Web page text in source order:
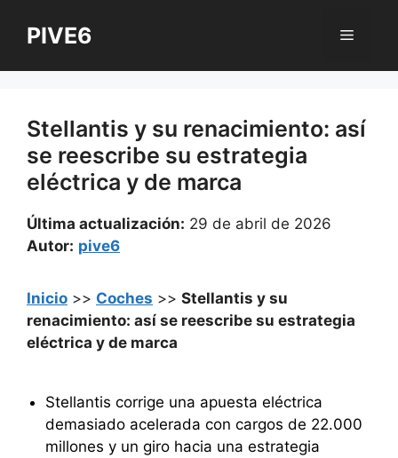
PIVE6 Menú
Stellantis y su renacimiento: así
se reescribe su estrategia
eléctrica y de marca
Última actualización: 29 de abril de 2026
Autor: pive6
Inicio >> Coches >> Stellantis y su
renacimiento: así se reescribe su estrategia
eléctrica y de marca
Stellantis corrige una apuesta eléctrica
demasiado acelerada con cargos de 22.000
millones y un giro hacia una estrategia